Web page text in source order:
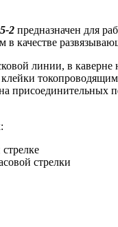
2 предназначен для
линии, в каверне
присоединительных
стрелки